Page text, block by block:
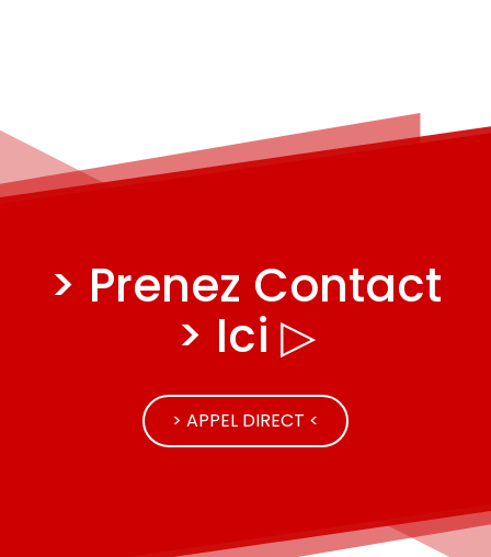
> Prenez Contact
> Ici ▷
> APPEL DIRECT <